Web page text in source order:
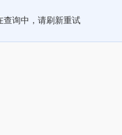
查询中，请刷新重试